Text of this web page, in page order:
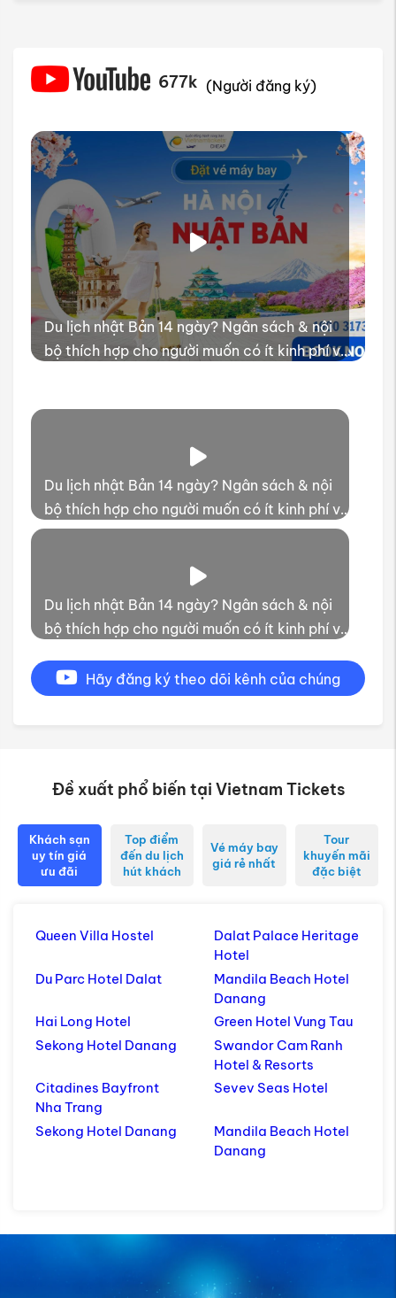
677k (Người đăng ký)
Du lịch nhật Bản 14 ngày? Ngân sách & nội
bộ thích hợp cho người muốn có ít kinh phí và
Du lịch nhật Bản 14 ngày? Ngân sách & nội
bộ thích hợp cho người muốn có ít kinh phí và
thời gian trải nghiệm
Du lịch nhật Bản 14 ngày? Ngân sách & nội
bộ thích hợp cho người muốn có ít kinh phí và
Hãy đăng ký theo dõi kênh của chúng
Đề xuất phổ biến tại Vietnam Tickets
Khách sạn
uy tín giá
ưu đãi
Top điểm
đến du lịch
hút khách
Vé máy bay
giá rẻ nhất
Tour
khuyến mãi
đặc biệt
Queen Villa Hostel
Dalat Palace Heritage
Hotel
Du Parc Hotel Dalat
Mandila Beach Hotel
Danang
Hai Long Hotel
Green Hotel Vung Tau
Sekong Hotel Danang
Swandor Cam Ranh
Hotel & Resorts
Citadines Bayfront
Nha Trang
Sevev Seas Hotel
Sekong Hotel Danang
Mandila Beach Hotel
Danang